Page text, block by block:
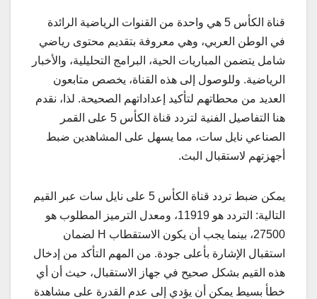
قناة الكأس 5 هي واحدة من القنوات الرياضية الرائدة
في الوطن العربي، وهي معروفة بتقديم محتوى رياضي
شامل يتضمن المباريات الحية، البرامج التحليلية، والأخبار
الرياضية. وللوصول إلى هذه القناة، يخصص متابعون
العديد من محطاتهم لتأكيد إعداداتهم الصحيحة. لذا، نقدم
هنا التفاصيل الفنية لتردد قناة الكأس 5 على القمر
الصناعي نايل سات، مما يسهل على المشاهدين ضبط
أجهزتهم لاستقبال البث.
يمكن ضبط تردد قناة الكأس 5 على نايل سات عبر القيم
التالية: التردد هو 11919، ومعدل الترميز المطلوب هو
27500، بينما يجب أن يكون الاستقطاب H لضمان
استقبال الإشارة بأعلى جودة. من المهم التأكد من إدخال
هذه القيم بشكل صحيح في جهاز الاستقبال، حيث أن أي
خطأ بسيط يمكن أن يؤدي إلى عدم القدرة على مشاهدة